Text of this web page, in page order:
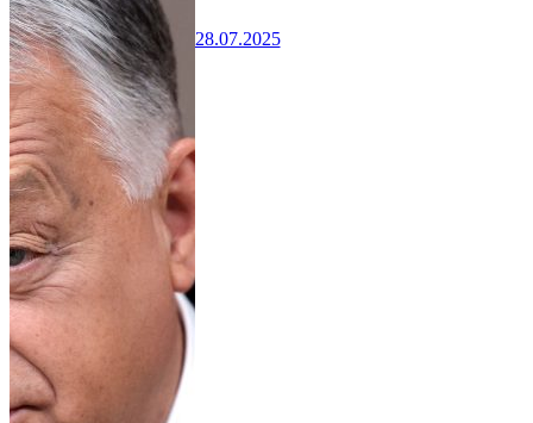
28.07.2025